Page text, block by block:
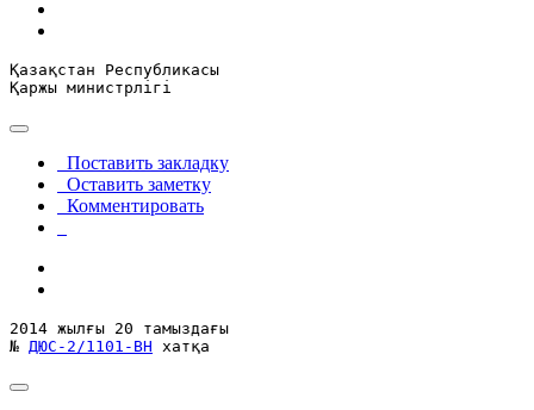
Қазақстан Республикасы
Қаржы министрлігі
Поставить закладку
Оставить заметку
Комментировать
2014 жылғы 20 тамыздағы
№ ДЮС-2/1101-ВН хатқа